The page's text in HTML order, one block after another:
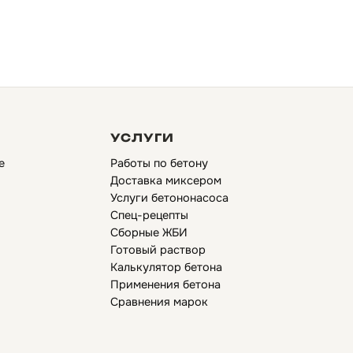
УСЛУГИ
Работы по бетону
Доставка миксером
Услуги бетононасоса
Спец-рецепты
Сборные ЖБИ
Готовый раствор
Калькулятор бетона
Применения бетона
Сравнения марок